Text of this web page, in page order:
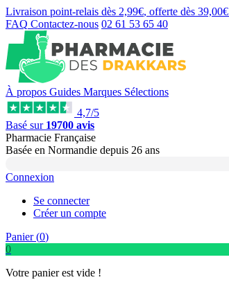
Livraison point-relais dès 2,99€, offerte dès 39,00€
FAQ Contactez-nous 02 61 53 65 40
À propos Guides Marques Sélections
4,7/5
Basé sur 19700 avis
Pharmacie Française
Basée en Normandie depuis 26 ans
Connexion
Se connecter
Créer un compte
Panier (0)
0
Votre panier est vide !